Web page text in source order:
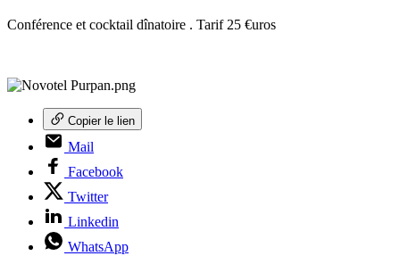
Conférence et cocktail dînatoire . Tarif 25 €uros
Copier le lien
Mail
Facebook
Twitter
Linkedin
WhatsApp